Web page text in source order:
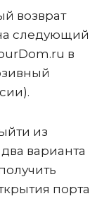
возврат
следующий
в
из
варианта
порта